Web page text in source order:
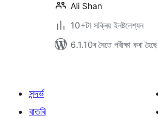
Ali Shan
10+টা সক্ৰিয় ইনষ্টলেশ্যন
6.1.10ৰ সৈতে পৰীক্ষা কৰা হৈছে
সন্দৰ্ভ
বাতৰি